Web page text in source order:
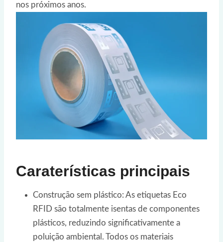
nos próximos anos.
Caraterísticas principais
Construção sem plástico: As etiquetas Eco
RFID são totalmente isentas de componentes
plásticos, reduzindo significativamente a
poluição ambiental. Todos os materiais